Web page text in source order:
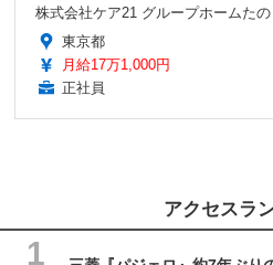
株式会社ケア21 グループホームた
東京都
月給17万1,000円
正社員
アクセスラ